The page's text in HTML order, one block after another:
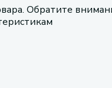
Обратите